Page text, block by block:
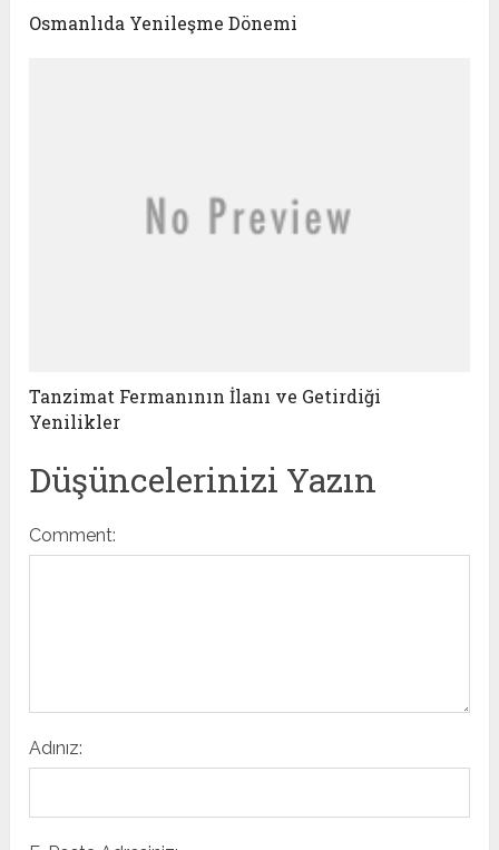
Osmanlıda Yenileşme Dönemi
Tanzimat Fermanının İlanı ve Getirdiği
Yenilikler
Düşüncelerinizi Yazın
Comment:
Adınız: